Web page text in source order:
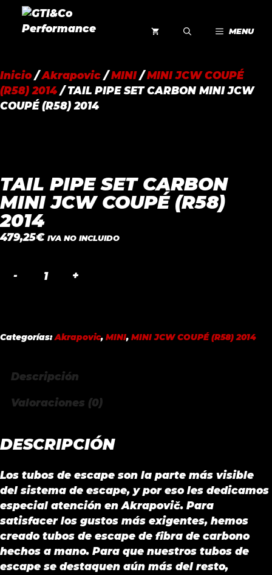
Saltar
MENU
Inicio/Akrapovic /MINI/MINI JCW COUPÉ
(R58) 2014 / TAIL PIPE SET CARBON MINI JCW
COUPÉ (R58) 2014
TAIL PIPE SET CARBON
MINI JCW COUPÉ (R58)
2014
479,25€ IVA NO INCLUIDO
MINI
2014
Categorías:Akrapovic, MINI, MINI JCW COUPÉ (R58) 2014
Descripción
Valoraciones (0)
DESCRIPCIÓN
Los tubos de escape son la parte más visible
del sistema de escape, y por eso les dedicamos
especial atención en Akrapovič. Para
satisfacer los gustos más exigentes, hemos
creado tubos de escape de fibra de carbono
hechos a mano. Para que nuestros tubos de
escape se destaquen aún más del resto,